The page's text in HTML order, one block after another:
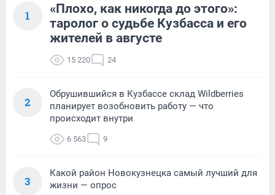
1
«Плохо, как никогда до этого»:
таролог о судьбе Кузбасса и его
жителей в августе
15 220 24
2
Обрушившийся в Кузбассе склад Wildberries
планирует возобновить работу — что
происходит внутри
6 563 9
3
Какой район Новокузнецка самый лучший для
жизни — опрос